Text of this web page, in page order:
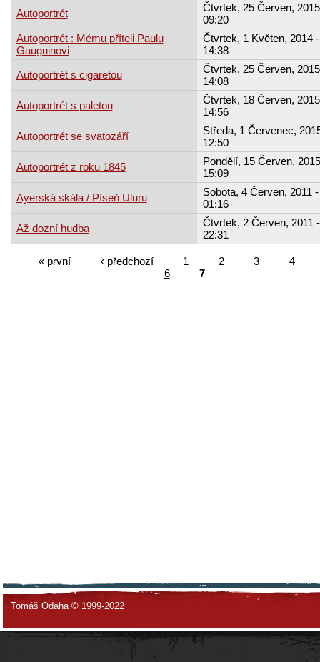
Autoportrét
Čtvrtek, 25 Červen,
09:20
Autoportrét : Mému příteli Paulu
Gauguinovi
Čtvrtek, 1 Květen, 2014 -
14:38
Autoportrét s cigaretou
Čtvrtek, 25 Červen,
14:08
Autoportrét s paletou
Čtvrtek, 18 Červen,
14:56
Autoportrét se svatozáří
Středa, 1 Červenec,
12:50
Autoportrét z roku 1845
Pondělí, 15 Červen,
15:09
Ayerská skála / Píseň Uluru
Sobota, 4 Červen, 2011 -
01:16
Až dozní hudba
Čtvrtek, 2 Červen, 2011 -
22:31
« první ‹ předchozí 1 2 3
4
6
7
Tomáš Odaha © 1999-2022